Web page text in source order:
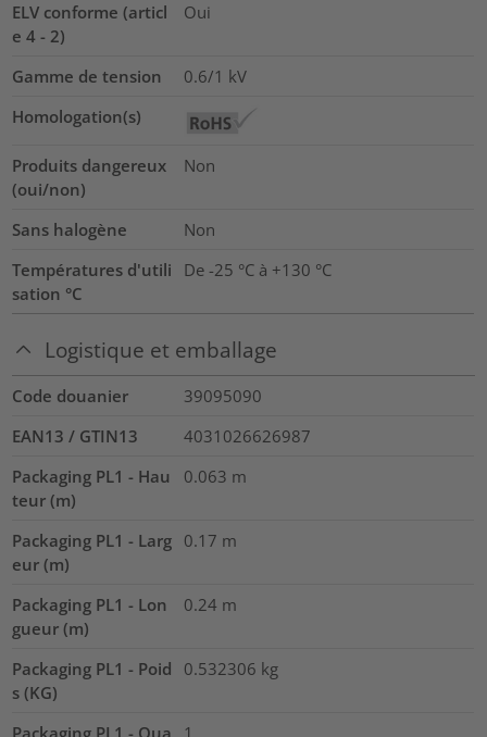
ELV conforme (articl
e 4 - 2)
Oui
Gamme de tension 0.6/1 kV
Homologation(s)
Produits dangereux
(oui/non)
Non
Sans halogène
Non
Températures d'utili
sation °C
De -25 °C à +130 °C
Logistique et emballage
Code douanier
39095090
EAN13 / GTIN13
4031026626987
Packaging PL1 - Hau
teur (m)
0.063 m
Packaging PL1 - Larg
eur (m)
0.17 m
Packaging PL1 - Lon
gueur (m)
0.24 m
Packaging PL1 - Poid
s (KG)
0.532306 kg
Packaging PL1 - Qua 1